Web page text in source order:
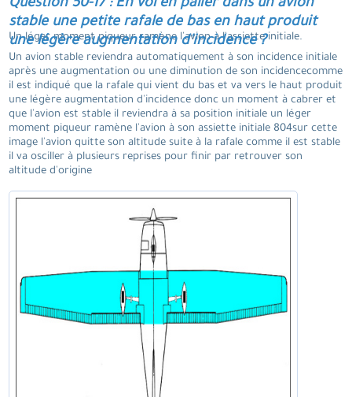
Question 50-17 : En vol en palier dans un avion
stable une petite rafale de bas en haut produit
une légère augmentation d'incidence ?
Un léger moment piqueur ramène l'avion à l'assiette initiale.
Un avion stable reviendra automatiquement à son incidence initiale
après une augmentation ou une diminution de son incidencecomme
il est indiqué que la rafale qui vient du bas et va vers le haut produit
une légère augmentation d'incidence donc un moment à cabrer et
que l'avion est stable il reviendra à sa position initiale un léger
moment piqueur ramène l'avion à son assiette initiale 804sur cette
image l'avion quitte son altitude suite à la rafale comme il est stable
il va osciller à plusieurs reprises pour finir par retrouver son
altitude d'origine